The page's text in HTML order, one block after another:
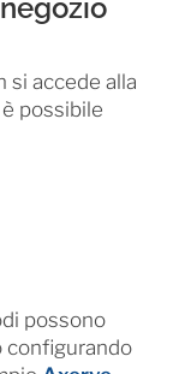
si accede alla
possibile
possono
configurando